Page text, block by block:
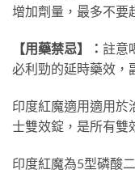
增加劑量，最多不要
【用藥禁忌】： 註意
必利勁的延時藥效，
印度紅魔適用適用於
士雙效錠，是所有雙
印度紅魔為5型磷酸